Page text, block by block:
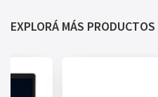
EXPLORÁ MÁS PRODUCTOS